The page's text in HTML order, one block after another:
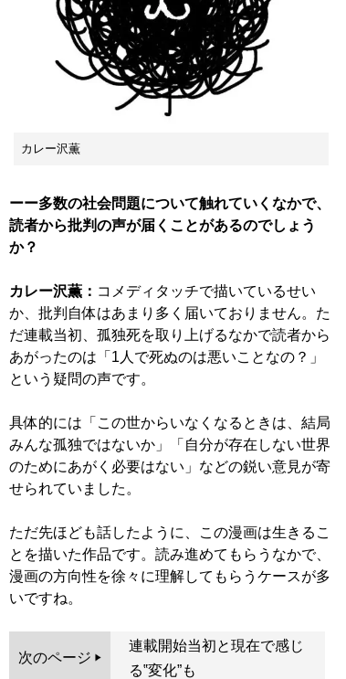
カレー沢薫
ーー多数の社会問題について触れていくなかで、
読者から批判の声が届くことがあるのでしょう
か？
カレー沢薫： コメディタッチで描いているせい
か、批判自体はあまり多く届いておりません。た
だ連載当初、孤独死を取り上げるなかで読者から
あがったのは「1人で死ぬのは悪いことなの？」
という疑問の声です。
具体的には「この世からいなくなるときは、結局
みんな孤独ではないか」「自分が存在しない世界
のためにあがく必要はない」などの鋭い意見が寄
せられていました。
ただ先ほども話したように、この漫画は生きるこ
とを描いた作品です。読み進めてもらうなかで、
漫画の方向性を徐々に理解してもらうケースが多
いですね。
次のページ
連載開始当初と現在で感じ
る‟変化”も